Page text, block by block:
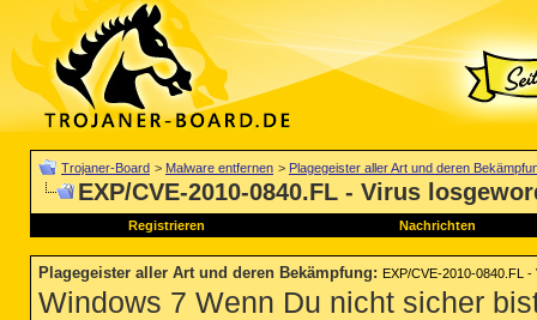
Trojaner-Board > Malware entfernen > Plagegeister aller Art und deren
EXP/CVE-2010-0840.FL - Virus
Registrieren Nachrichten
Plagegeister aller Art und deren Bekämpfung: EXP/CVE-2010-0840.FL
Windows 7 Wenn Du nicht sicher